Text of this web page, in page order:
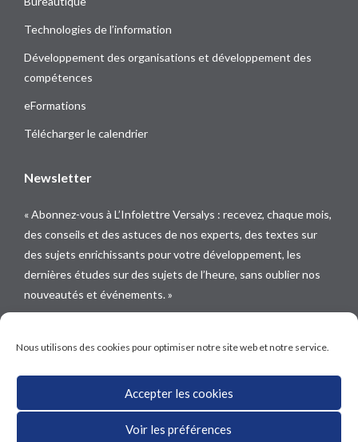
Nous utilisons des cookies pour optimiser notre site web et notre service.
Accepter les cookies
Voir les préférences
Technologies de l’information
Développement des organisations et développement des
compétences
eFormations
Télécharger le calendrier
Newsletter
« Abonnez-vous à L’Infolettre Versalys : recevez, chaque mois,
des conseils et des astuces de nos experts, des textes sur
des sujets enrichissants pour votre développement, les
dernières études sur des sujets de l’heure, sans oublier nos
nouveautés et événements. »